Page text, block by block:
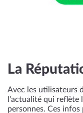
La
Avec les utilisateurs
l’actualité qui reflète
personnes. Ces